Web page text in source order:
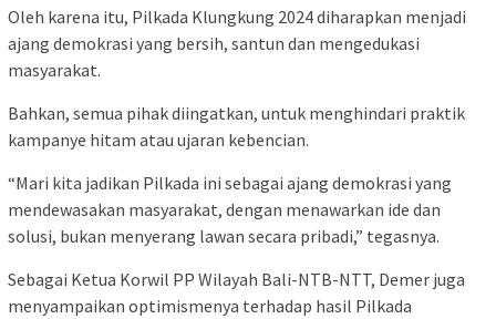
Oleh karena itu, Pilkada Klungkung 2024 diharapkan menjadi
ajang demokrasi yang bersih, santun dan mengedukasi
masyarakat.
Bahkan, semua pihak diingatkan, untuk menghindari praktik
kampanye hitam atau ujaran kebencian.
“Mari kita jadikan Pilkada ini sebagai ajang demokrasi yang
mendewasakan masyarakat, dengan menawarkan ide dan
solusi, bukan menyerang lawan secara pribadi,” tegasnya.
Sebagai Ketua Korwil PP Wilayah Bali-NTB-NTT, Demer juga
menyampaikan optimismenya terhadap hasil Pilkada